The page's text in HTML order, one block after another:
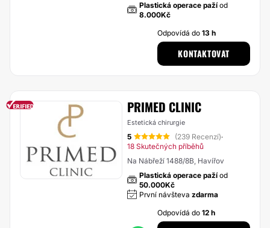
Plastická operace pažíod
8.000Kč
Odpovídá do13 h
KONTAKTOVAT
PRIMED CLINIC
Estetická chirurgie
5 (239 Recenzí)·
18 Skutečných příběhů
Na Nábřeží 1488/8B, Havířov
Plastická operace pažíod
50.000Kč
První návšteva zdarma
Odpovídá do12 h